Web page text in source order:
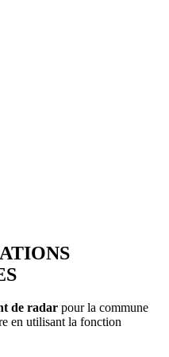
de radar pour la commune
en utilisant la fonction